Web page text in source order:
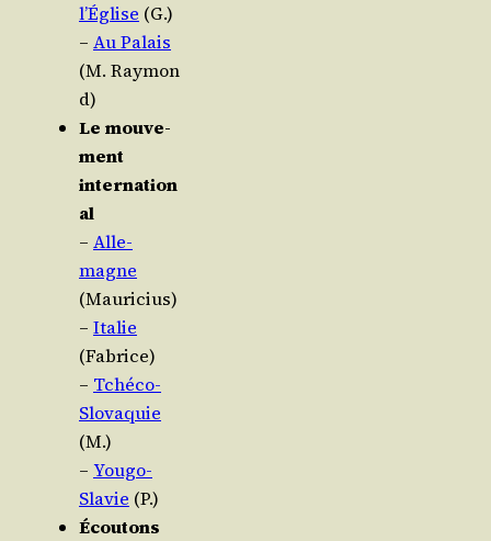
l’Église (G.)
– Au Palais
(M. Raymon
d)
Le mou­ve­
ment
internation
al
– Alle­
magne
(Mau­ri­cius)
– Ita­lie
(Fabrice)
– Tché­co-
Slo­va­quie
(M.)
– You­go-
Sla­vie (P.)
Écou­tons